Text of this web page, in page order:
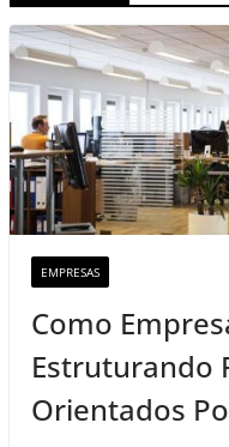
EMPRESAS
Como
Estruturando
Orientados